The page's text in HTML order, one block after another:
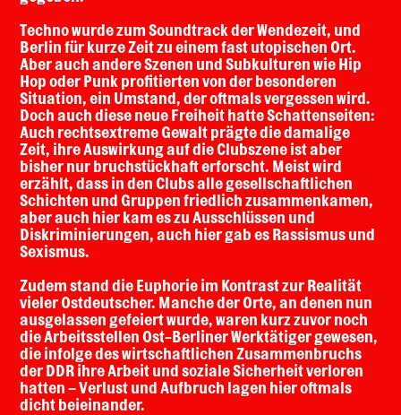
Techno wurde zum Soundtrack der Wendezeit, und
Berlin für kurze Zeit zu einem fast utopischen Ort.
Aber auch andere Szenen und Subkulturen wie Hip
Hop oder Punk profitierten von der besonderen
Situation, ein Umstand, der oftmals vergessen wird.
Doch auch diese neue Freiheit hatte Schattenseiten:
Auch rechtsextreme Gewalt prägte die damalige
Zeit, ihre Auswirkung auf die Clubszene ist aber
bisher nur bruchstückhaft erforscht. Meist wird
erzählt, dass in den Clubs alle gesellschaftlichen
Schichten und Gruppen friedlich zusammenkamen,
aber auch hier kam es zu Ausschlüssen und
Diskriminierungen, auch hier gab es Rassismus und
Sexismus.
Zudem stand die Euphorie im Kontrast zur Realität
vieler Ostdeutscher. Manche der Orte, an denen nun
ausgelassen gefeiert wurde, waren kurz zuvor noch
die Arbeitsstellen Ost-Berliner Werktätiger gewesen,
die infolge des wirtschaftlichen Zusammenbruchs
der DDR ihre Arbeit und soziale Sicherheit verloren
hatten – Verlust und Aufbruch lagen hier oftmals
dicht beieinander.